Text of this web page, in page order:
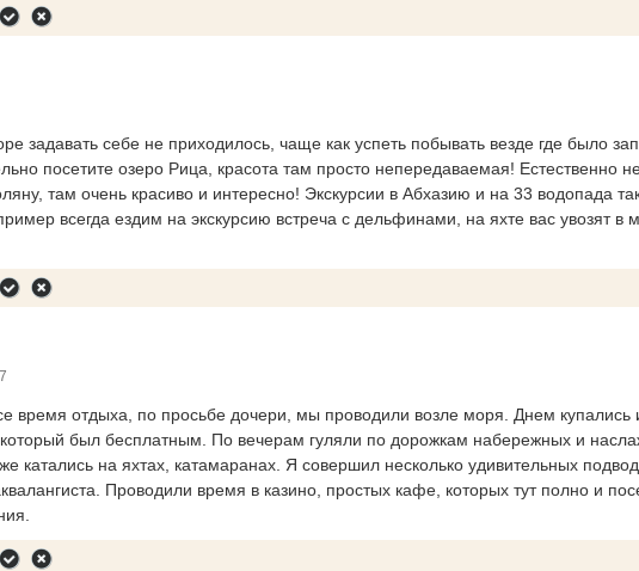
задавать себе не приходилось, чаще как успеть побывать везде где было
посетите озеро Рица, красота там просто непередаваемая! Естественно
там очень красиво и интересно! Экскурсии в Абхазию и на 33 водопада
всегда ездим на экскурсию встреча с дельфинами, на яхте вас увозят в
время отдыха, по просьбе дочери, мы проводили возле моря. Днем купались
который был бесплатным. По вечерам гуляли по дорожкам набережных и
катались на яхтах, катамаранах. Я совершил несколько удивительных
Проводили время в казино, простых кафе, которых тут полно и